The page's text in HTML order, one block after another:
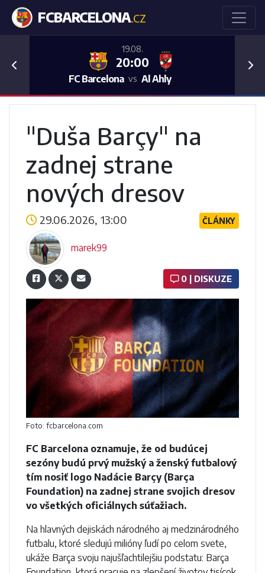
FCBARCELONA.CZ
19.08.
20:00
FC Barcelona vs Al Ahly
Previous
"Duša Barçy" na
zadnej strane
nových dresov
29.06.2026, 13:00 ČLÁNKY
marek99
0 | DISKUZE
Foto: fcbarcelona.com
FC Barcelona oznamuje, že od budúcej
sezóny budú prvý mužský a ženský futbalový
tím nosiť logo Nadácie Barçy (Barça
Foundation) na zadnej strane svojich dresov
vo všetkých oficiálnych súťažiach.
Na hlavných dejiskách národného aj medzinárodného
futbalu, ktoré sledujú milióny ľudí po celom svete,
ukáže Barça svoju najušľachtilejšiu podstatu: Barça